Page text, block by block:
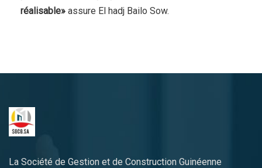
réalisable» assure El hadj Bailo Sow.
La Société de Gestion et de Construction Guinéenne